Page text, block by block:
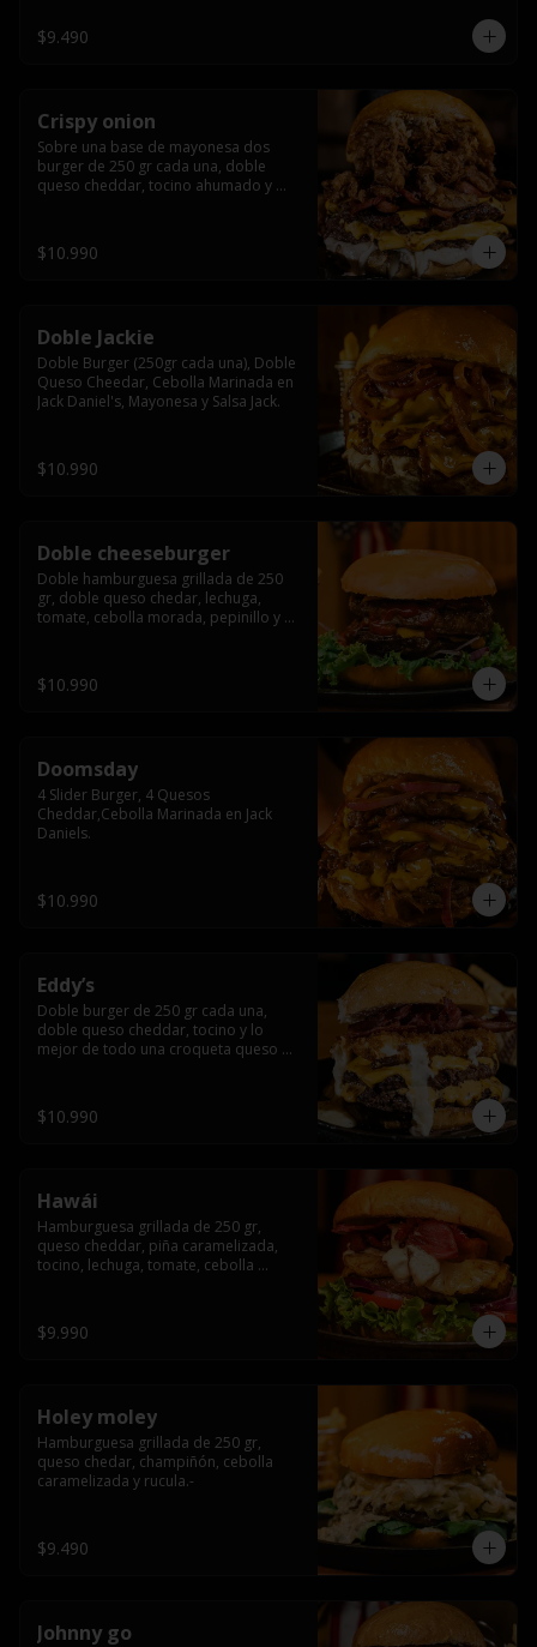
$9.490
Crispy onion
Sobre una base de mayonesa dos
burger de 250 gr cada una, doble
queso cheddar, tocino ahumado y
$10.990
Doble Jackie
Doble Burger (250gr cada una), Doble
Queso Cheedar, Cebolla Marinada en
Jack Daniel's, Mayonesa y Salsa Jack.
$10.990
Doble cheeseburger
Doble hamburguesa grillada de 250
gr, doble queso chedar, lechuga,
tomate, cebolla morada, pepinillo y
$10.990
Doomsday
4 Slider Burger, 4 Quesos
Cheddar,Cebolla Marinada en Jack
Daniels.
$10.990
Eddy’s
Doble burger de 250 gr cada una,
doble queso cheddar, tocino y lo
mejor de todo una croqueta queso
$10.990
Hawái
Hamburguesa grillada de 250 gr,
queso cheddar, piña caramelizada,
tocino, lechuga, tomate, cebolla
$9.990
Holey moley
Hamburguesa grillada de 250 gr,
queso chedar, champiñón, cebolla
caramelizada y rucula.-
$9.490
Johnny go